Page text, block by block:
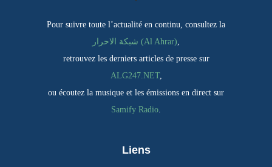
Pour suivre toute l’actualité en continu, consultez la
شبكة الاحرار (Al Ahrar),
retrouvez les derniers articles de presse sur
ALG247.NET,
ou écoutez la musique et les émissions en direct sur
Samify Radio.
Liens